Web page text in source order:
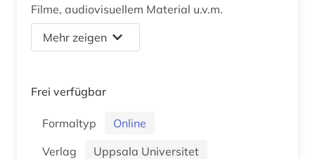
Filme, audiovisuellem Material u.v.m.
Mehr zeigen
Frei verfügbar
Formaltyp
Online
Verlag
Uppsala Universitet